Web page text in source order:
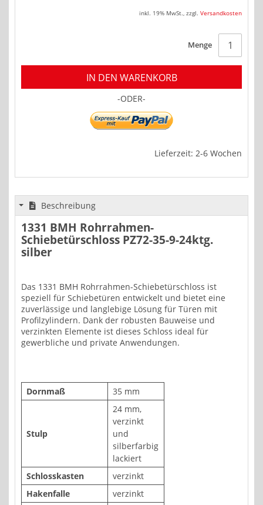
inkl. 19% MwSt., zzgl. Versandkosten
Menge
IN DEN WARENKORB
-ODER-
Lieferzeit: 2-6 Wochen
Beschreibung
1331 BMH Rohrrahmen-
Schiebetürschloss PZ72-35-9-24ktg.
silber
Das 1331 BMH Rohrrahmen-Schiebetürschloss ist
speziell für Schiebetüren entwickelt und bietet eine
zuverlässige und langlebige Lösung für Türen mit
Profilzylindern. Dank der robusten Bauweise und
verzinkten Elemente ist dieses Schloss ideal für
gewerbliche und private Anwendungen.
Dornmaß 35 mm
Stulp
24 mm,
verzinkt
und
silberfarbig
lackiert
Schlosskasten
verzinkt
Hakenfalle
verzinkt